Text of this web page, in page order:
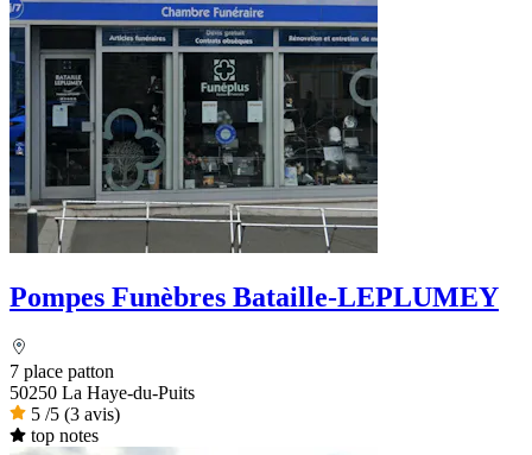
Pompes Funèbres Bataille-LEPLUMEY
7 place patton
50250 La Haye-du-Puits
5 /5 (3 avis)
top notes